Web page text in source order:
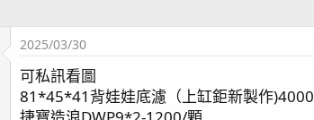
2025/03/30
可私訊看圖
81*45*41背娃娃底濾（上缸鉅新製作)4000